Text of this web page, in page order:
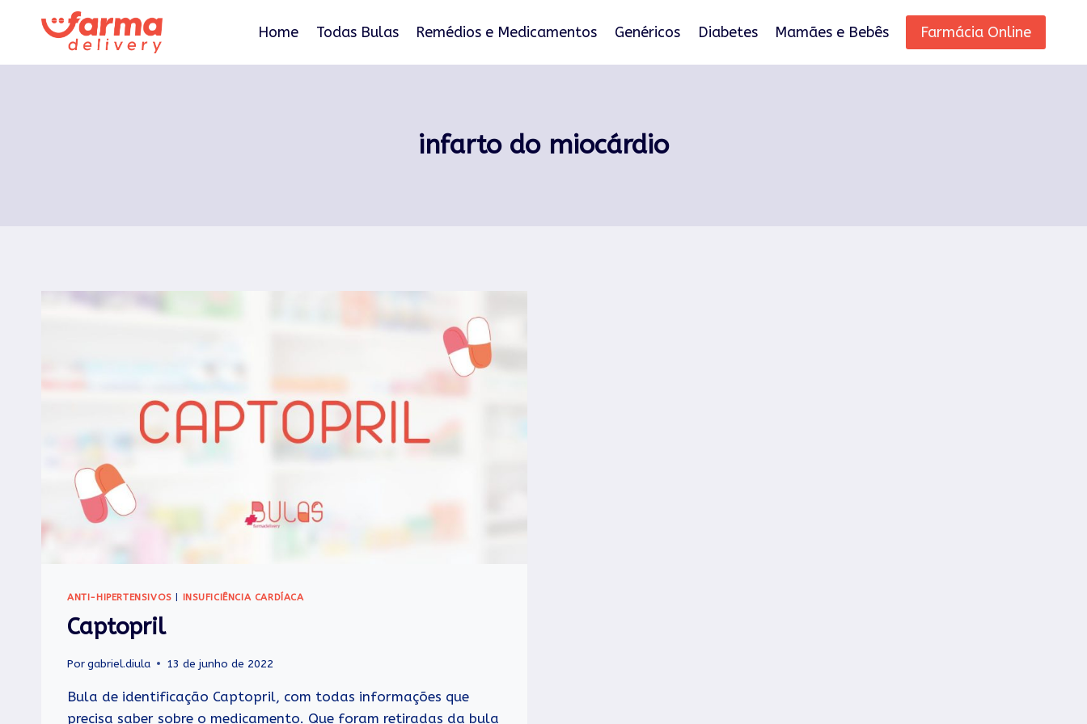
Home Todas Bulas Remédios e Medicamentos Genéricos Diabetes Mamães e Bebês Farmácia Online
infarto do miocárdio
ANTI-HIPERTENSIVOS INSUFICIÊNCIA CARDÍACA
Captopril
Porgabriel.diula 13 de junho de 2022
Bula de identificação Captopril, com todas informações que
precisa saber sobre o medicamento. Que foram retiradas da bula